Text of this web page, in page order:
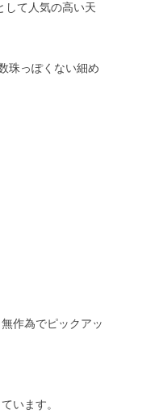
して人気の高い天
珠っぽくない細め
作為でピックアッ
います。